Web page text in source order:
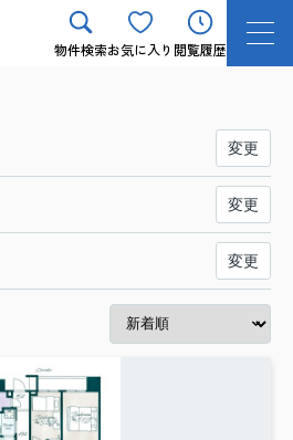
物件検索お気に入り 閲覧履歴
変更
変更
変更